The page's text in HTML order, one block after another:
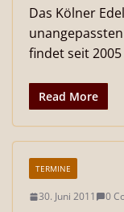
Das Kölner
findet seit
Read More
TERMINE
30. Juni 2011 0